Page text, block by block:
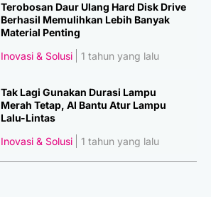
Terobosan Daur Ulang Hard Disk Drive
Berhasil Memulihkan Lebih Banyak
Material Penting
Inovasi & Solusi
1 tahun yang lalu
Tak Lagi Gunakan Durasi Lampu
Merah Tetap, AI Bantu Atur Lampu
Lalu-Lintas
Inovasi & Solusi
1 tahun yang lalu